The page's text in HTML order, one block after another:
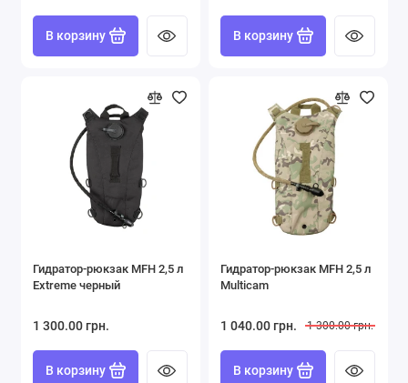
В корзину В корзину
Гидратор-рюкзак MFH 2,5 л
Extreme черный
1 300.00 грн.
В корзину
Гидратор-рюкзак MFH 2,5 л
Multicam
1 040.00 грн. 1 300.00 грн.
В корзину